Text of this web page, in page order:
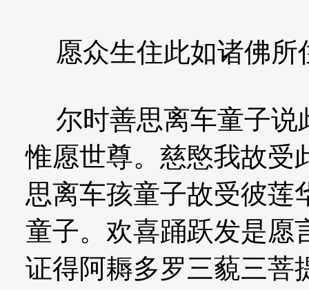
愿众生住此如诸佛所
尔时善思离车童子说
惟愿世尊。慈愍我故受
思离车孩童子故受彼莲
童子。欢喜踊跃发是愿
证得阿耨多罗三藐三菩